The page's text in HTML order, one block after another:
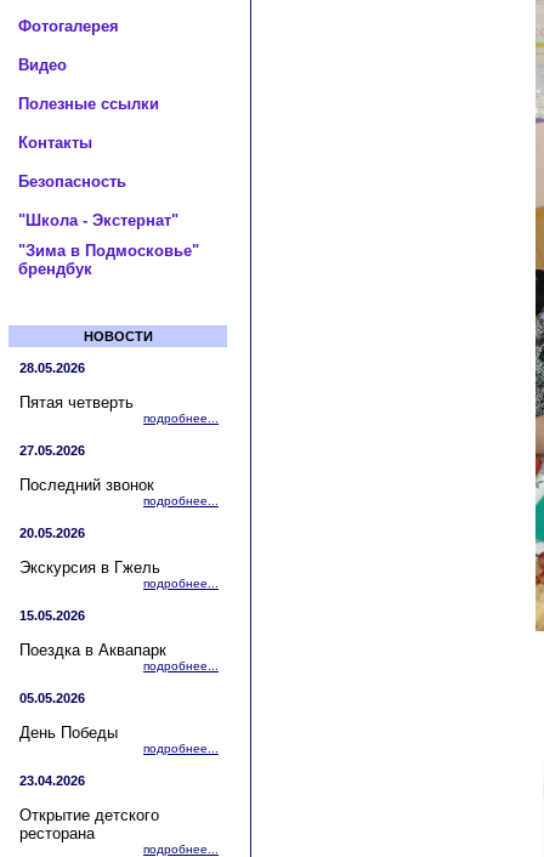
Фотогалерея
Видео
Полезные ссылки
Контакты
Безопасность
"Школа - Экстернат"
"Зима в Подмосковье"
брендбук
НОВОСТИ
28.05.2026
Пятая четверть
подробнее...
27.05.2026
Последний звонок
подробнее...
20.05.2026
Экскурсия в Гжель
подробнее...
15.05.2026
Поездка в Аквапарк
подробнее...
05.05.2026
День Победы
подробнее...
23.04.2026
Открытие детского
ресторана
подробнее...